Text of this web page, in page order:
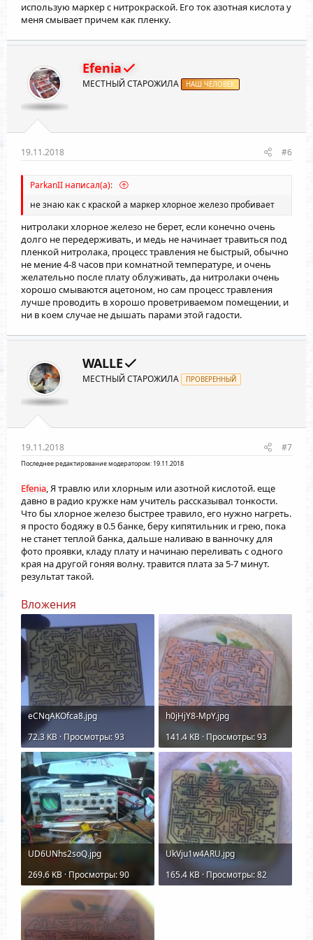
использую маркер с нитрокраской. Его ток азотная кислота у
меня смывает причем как пленку.
Efenia
МЕСТНЫЙ СТАРОЖИЛА НАШ ЧЕЛОВЕК
19.11.2018 #6
ParkanII написал(а):
не знаю как с краской а маркер хлорное железо пробивает
нитролаки хлорное железо не берет, если конечно очень
долго не передерживать, и медь не начинает травиться под
пленкой нитролака, процесс травления не быстрый, обычно
не мение 4-8 часов при комнатной температуре, и очень
желательно после плату облуживать, да нитролаки очень
хорошо смываются ацетоном, но сам процесс травления
лучше проводить в хорошо проветриваемом помещении, и
ни в коем случае не дышать парами этой гадости.
WALLE
МЕСТНЫЙ СТАРОЖИЛА ПРОВЕРЕННЫЙ
19.11.2018 #7
Последнее редактирование модератором: 19.11.2018
Efenia, Я травлю или хлорным или азотной кислотой. еще
давно в радио кружке нам учитель рассказывал тонкости.
Что бы хлорное железо быстрее травило, его нужно нагреть.
я просто бодяжу в 0.5 банке, беру кипятильник и грею, пока
не станет теплой банка, дальше наливаю в ванночку для
фото проявки, кладу плату и начинаю переливать с одного
края на другой гоняя волну. травится плата за 5-7 минут.
результат такой.
Вложения
eCNqAKOfca8.jpg
72.3 KB · Просмотры: 93
h0jHjY8-MpY.jpg
141.4 KB · Просмотры: 93
UD6UNhs2soQ.jpg
269.6 KB · Просмотры: 90
UkVju1w4ARU.jpg
165.4 KB · Просмотры: 82